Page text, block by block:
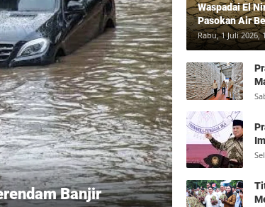
Banjir
Waspadai El
Pasokan Air
Rabu, 1 Juli 2026,